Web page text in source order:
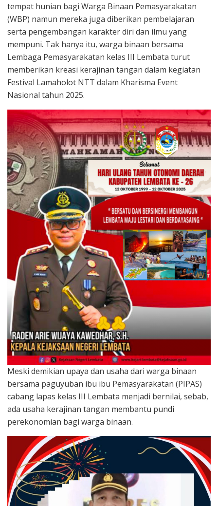
tempat hunian bagi Warga Binaan Pemasyarakatan
(WBP) namun mereka juga diberikan pembelajaran
serta pengembangan karakter diri dan ilmu yang
mempuni. Tak hanya itu, warga binaan bersama
Lembaga Pemasyarakatan kelas III Lembata turut
memberikan kreasi kerajinan tangan dalam kegiatan
Festival Lamaholot NTT dalam Kharisma Event
Nasional tahun 2025.
Meski demikian upaya dan usaha dari warga binaan
bersama paguyuban ibu ibu Pemasyarakatan (PIPAS)
cabang lapas kelas III Lembata menjadi bernilai, sebab,
ada usaha kerajinan tangan membantu pundi
perekonomian bagi warga binaan.